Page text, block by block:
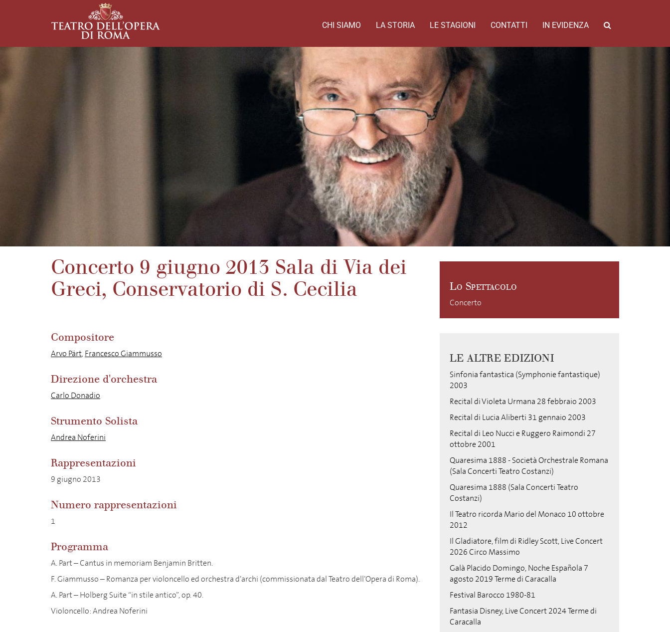
CHI SIAMO LA STORIA LE STAGIONI CONTATTI IN EVIDENZA
Concerto 9 giugno 2013 Sala di Via dei
Greci, Conservatorio di S. Cecilia
Compositore
Arvo Pärt,Francesco Giammusso
Direzione d'orchestra
Carlo Donadio
Strumento Solista
Andrea Noferini
Rappresentazioni
9 giugno 2013
Numero rappresentazioni
1
Programma
A. Part – Cantus in memoriam Benjamin Britten.
F. Giammusso – Romanza per violoncello ed orchestra d’archi (commissionata dal Teatro dell’Opera di Roma).
A. Part – Holberg Suite “in stile antico”, op. 40.
Violoncello: Andrea Noferini
Lo Spettacolo
Concerto
LE ALTRE EDIZIONI
Sinfonia fantastica (Symphonie fantastique)
2003
Recital di Violeta Urmana 28 febbraio 2003
Recital di Lucia Aliberti 31 gennaio 2003
Recital di Leo Nucci e Ruggero Raimondi 27
ottobre 2001
Quaresima 1888 - Società Orchestrale Romana
(Sala Concerti Teatro Costanzi)
Quaresima 1888 (Sala Concerti Teatro
Costanzi)
Il Teatro ricorda Mario del Monaco 10 ottobre
2012
Il Gladiatore, film di Ridley Scott, Live Concert
2026 Circo Massimo
Galà Placido Domingo, Noche Española 7
agosto 2019 Terme di Caracalla
Festival Barocco 1980-81
Fantasia Disney, Live Concert 2024 Terme di
Caracalla